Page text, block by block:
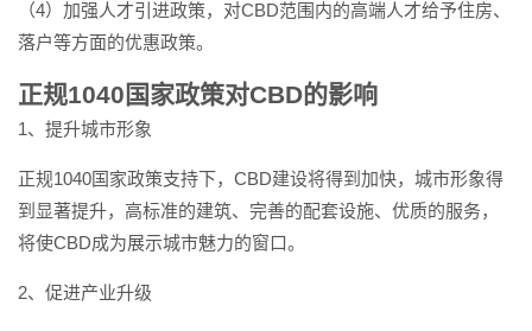
（4）加强人才引进政策，对CBD范围内的高端人才给予住房、
落户等方面的优惠政策。
正规1040国家政策对CBD的影响
1、提升城市形象
正规1040国家政策支持下，CBD建设将得到加快，城市形象得
到显著提升，高标准的建筑、完善的配套设施、优质的服务，
将使CBD成为展示城市魅力的窗口。
2、促进产业升级